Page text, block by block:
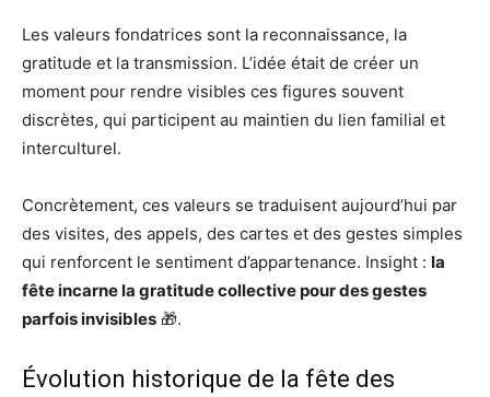
Les valeurs fondatrices sont la reconnaissance, la
gratitude et la transmission. L’idée était de créer un
moment pour rendre visibles ces figures souvent
discrètes, qui participent au maintien du lien familial et
interculturel.
Concrètement, ces valeurs se traduisent aujourd’hui par
des visites, des appels, des cartes et des gestes simples
qui renforcent le sentiment d’appartenance. Insight : la
fête incarne la gratitude collective pour des gestes
parfois invisibles 🎁.
Évolution historique de la fête des